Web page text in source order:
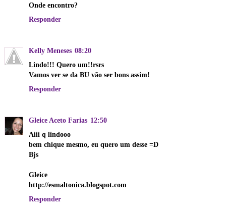
Onde encontro?
Responder
Kelly Meneses 08:20
Lindo!!! Quero um!!rsrs
Vamos ver se da BU vão ser bons assim!
Responder
Gleice Aceto Farias 12:50
Aiii q lindooo
bem chique mesmo, eu quero um desse =D
Bjs
Gleice
http://esmaltonica.blogspot.com
Responder